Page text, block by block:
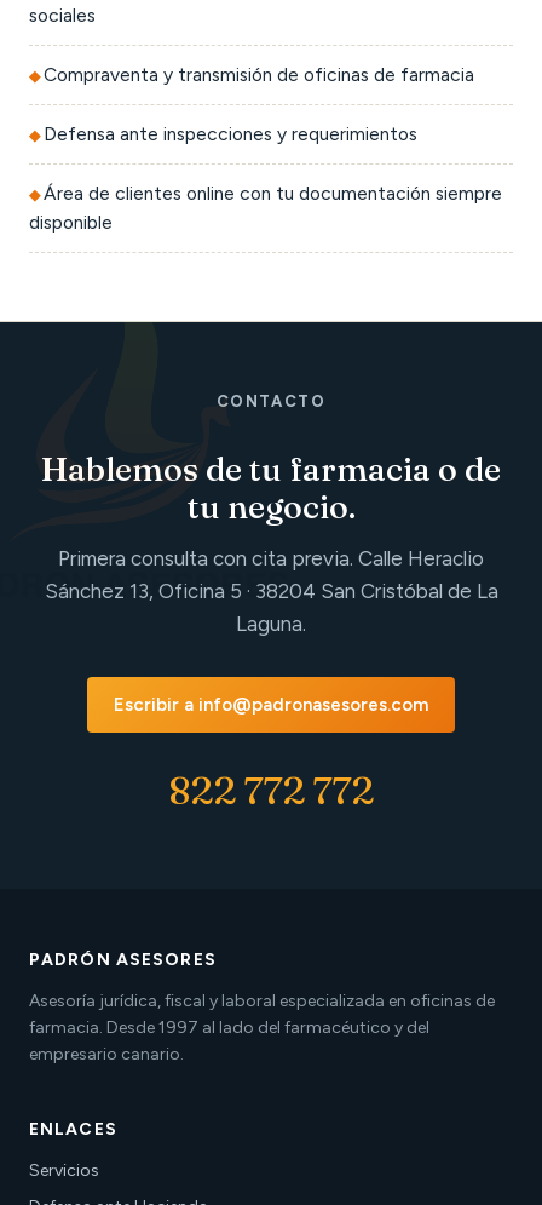
sociales
Compraventa y transmisión de oficinas de farmacia
Defensa ante inspecciones y requerimientos
Área de clientes online con tu documentación siempre
disponible
CONTACTO
Hablemos de tu farmacia o de
tu negocio.
Primera consulta con cita previa. Calle Heraclio
Sánchez 13, Oficina 5 · 38204 San Cristóbal de La
Laguna.
Escribir a info@padronasesores.com
822 772 772
PADRÓN ASESORES
Asesoría jurídica, fiscal y laboral especializada en oficinas de
farmacia. Desde 1997 al lado del farmacéutico y del
empresario canario.
ENLACES
Servicios